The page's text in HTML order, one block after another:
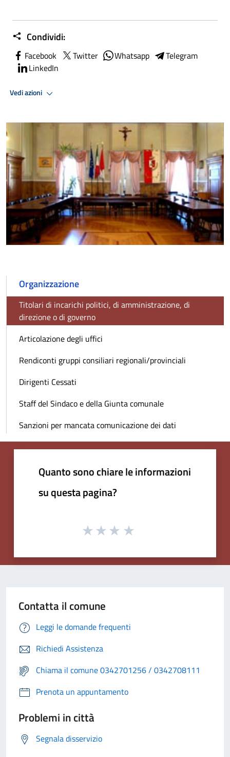
Condividi:
Facebook Twitter Whatsapp
Telegram
LinkedIn
Vedi azioni
Organizzazione
Titolari di incarichi politici, di amministrazione, di
direzione o di governo
Articolazione degli uffici
Rendiconti gruppi consiliari regionali/provinciali
Dirigenti Cessati
Staff del Sindaco e della Giunta comunale
Sanzioni per mancata comunicazione dei dati
Quanto sono chiare le informazioni
su questa pagina?
Contatta il comune
Leggi le domande frequenti
Richiedi Assistenza
Chiama il comune 0342701256 / 0342708111
Prenota un appuntamento
Problemi in città
Segnala disservizio